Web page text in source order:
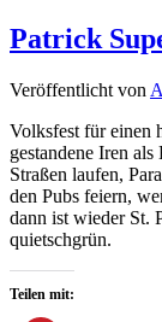
Patrick
Veröffentlicht von
Volksfest für einen
gestandene Iren
Straßen laufen,
den Pubs feiern,
dann ist wieder St.
quietschgrün.
Teilen mit: